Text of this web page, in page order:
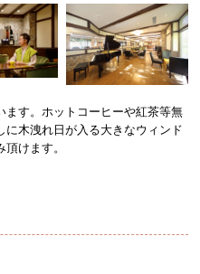
ます。ホットコーヒーや紅茶等無
木洩れ日が入る大きなウィンド
けます。